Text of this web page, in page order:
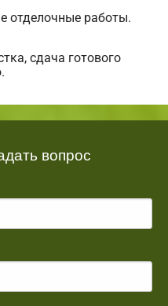
отделочные работы.
сдача готового
вопрос